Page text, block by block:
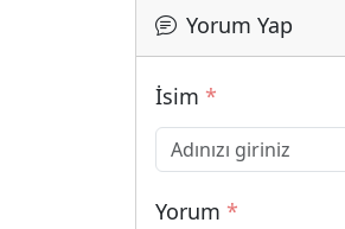
Yorum Yap
İsim *
Yorum *